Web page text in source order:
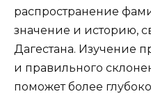
распространение
значение и историю,
Дагестана. Изучение
и правильного
поможет более